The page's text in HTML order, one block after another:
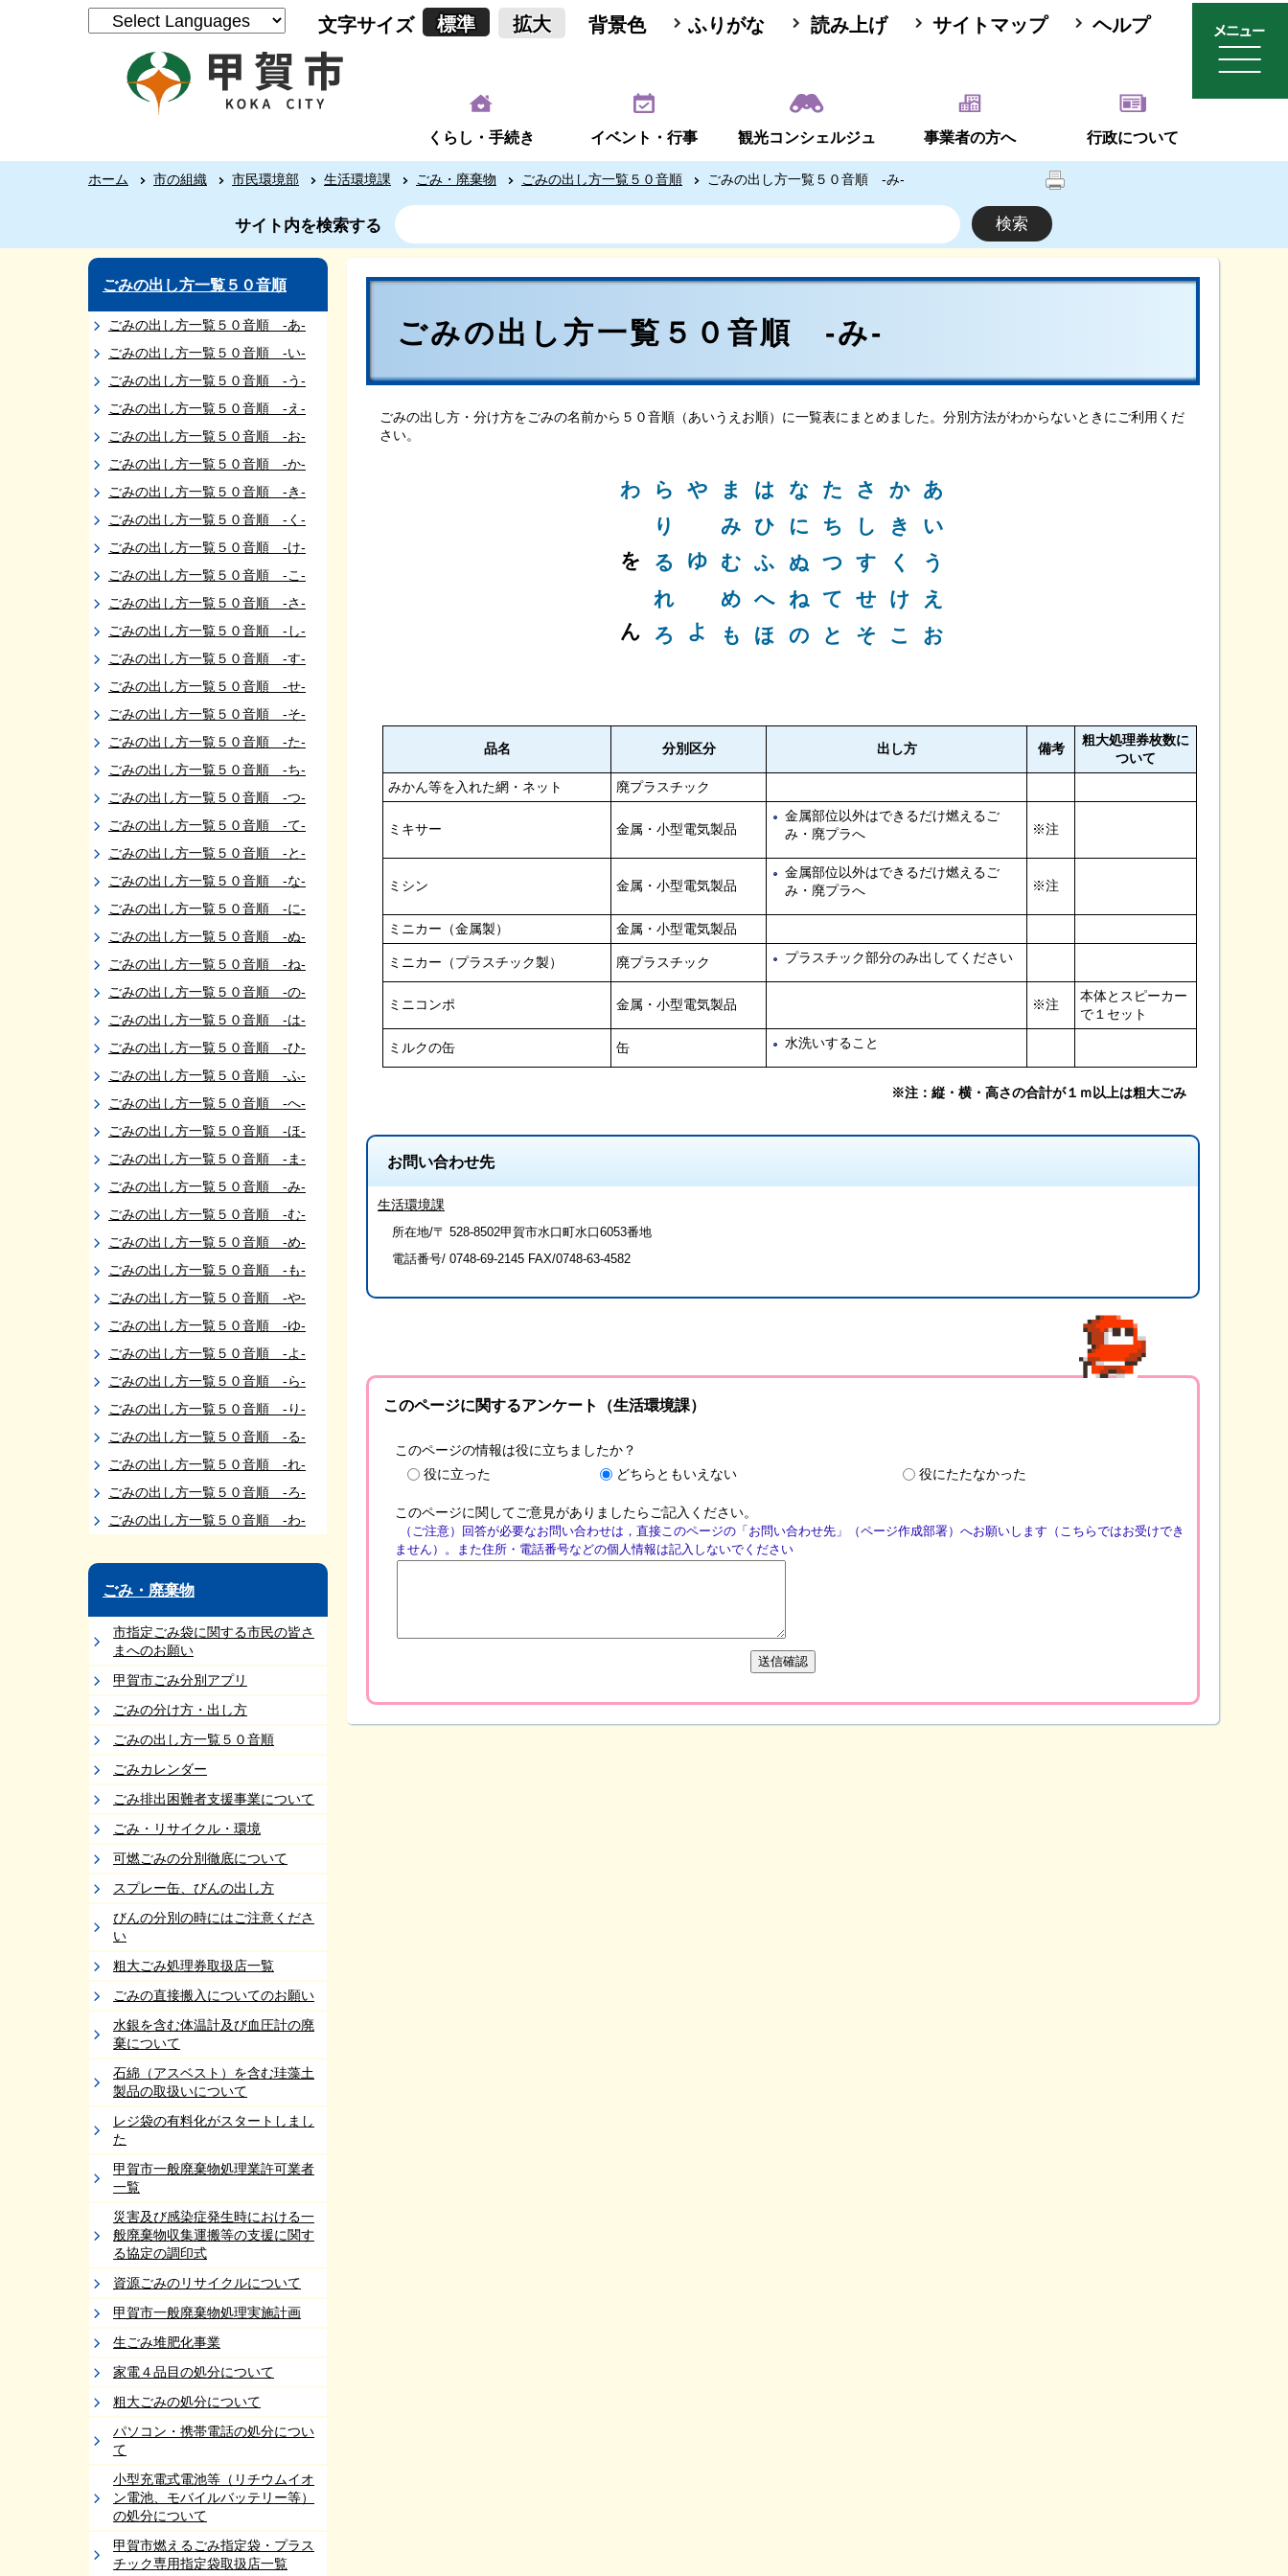
文字サイズ 標準 拡大 背景色 ふりがな 読み上げ サイトマップ ヘルプ
くらし・手続き イベント・行事 観光コンシェルジュ 事業者の方へ 行政について
ホーム 市の組織 市民環境部 生活環境課 ごみ・廃棄物 ごみの出し方一覧５０音順 ごみの出し方一覧５０音順 -み-
サイト内を検索する
ごみの出し方一覧５０音順
ごみの出し方一覧５０音順 -あ-
ごみの出し方一覧５０音順 -い-
ごみの出し方一覧５０音順 -う-
ごみの出し方一覧５０音順 -え-
ごみの出し方一覧５０音順 -お-
ごみの出し方一覧５０音順 -か-
ごみの出し方一覧５０音順 -き-
ごみの出し方一覧５０音順 -く-
ごみの出し方一覧５０音順 -け-
ごみの出し方一覧５０音順 -こ-
ごみの出し方一覧５０音順 -さ-
ごみの出し方一覧５０音順 -し-
ごみの出し方一覧５０音順 -す-
ごみの出し方一覧５０音順 -せ-
ごみの出し方一覧５０音順 -そ-
ごみの出し方一覧５０音順 -た-
ごみの出し方一覧５０音順 -ち-
ごみの出し方一覧５０音順 -つ-
ごみの出し方一覧５０音順 -て-
ごみの出し方一覧５０音順 -と-
ごみの出し方一覧５０音順 -な-
ごみの出し方一覧５０音順 -に-
ごみの出し方一覧５０音順 -ぬ-
ごみの出し方一覧５０音順 -ね-
ごみの出し方一覧５０音順 -の-
ごみの出し方一覧５０音順 -は-
ごみの出し方一覧５０音順 -ひ-
ごみの出し方一覧５０音順 -ふ-
ごみの出し方一覧５０音順 -へ-
ごみの出し方一覧５０音順 -ほ-
ごみの出し方一覧５０音順 -ま-
ごみの出し方一覧５０音順 -み-
ごみの出し方一覧５０音順 -む-
ごみの出し方一覧５０音順 -め-
ごみの出し方一覧５０音順 -も-
ごみの出し方一覧５０音順 -や-
ごみの出し方一覧５０音順 -ゆ-
ごみの出し方一覧５０音順 -よ-
ごみの出し方一覧５０音順 -ら-
ごみの出し方一覧５０音順 -り-
ごみの出し方一覧５０音順 -る-
ごみの出し方一覧５０音順 -れ-
ごみの出し方一覧５０音順 -ろ-
ごみの出し方一覧５０音順 -わ-
ごみ・廃棄物
市指定ごみ袋に関する市民の皆さ
まへのお願い
甲賀市ごみ分別アプリ
ごみの分け方・出し方
ごみの出し方一覧５０音順
ごみカレンダー
ごみ排出困難者支援事業について
ごみ・リサイクル・環境
可燃ごみの分別徹底について
スプレー缶、びんの出し方
びんの分別の時にはご注意くださ
い
粗大ごみ処理券取扱店一覧
ごみの直接搬入についてのお願い
水銀を含む体温計及び血圧計の廃
棄について
石綿（アスベスト）を含む珪藻土
製品の取扱いについて
レジ袋の有料化がスタートしまし
た
甲賀市一般廃棄物処理業許可業者
一覧
災害及び感染症発生時における一
般廃棄物収集運搬等の支援に関す
る協定の調印式
資源ごみのリサイクルについて
甲賀市一般廃棄物処理実施計画
生ごみ堆肥化事業
家電４品目の処分について
粗大ごみの処分について
パソコン・携帯電話の処分につい
て
小型充電式電池等（リチウムイオ
ン電池、モバイルバッテリー等）
の処分について
甲賀市燃えるごみ指定袋・プラス
チック専用指定袋取扱店一覧
ごみの出し方一覧５０音順 -み-
ごみの出し方・分け方をごみの名前から５０音順（あいうえお順）に一覧表にまとめました。分別方法がわからないときにご利用くだ
さい。
あ
い
う
え
お
か
き
く
け
こ
さ
し
す
せ
そ
た
ち
つ
て
と
な
に
ぬ
ね
の
は
ひ
ふ
へ
ほ
ま
み
む
め
も
や
ゆ
よ
ら
り
る
れ
ろ
わ
を
ん
品名 分別区分 出し方 備考
粗大処理券枚数に
ついて
みかん等を入れた網・ネット
廃プラスチック
ミキサー 金属・小型電気製品
金属部位以外はできるだけ燃えるご
み・廃プラへ
※注
ミシン 金属・小型電気製品
金属部位以外はできるだけ燃えるご
み・廃プラへ
※注
ミニカー（金属製） 金属・小型電気製品
ミニカー（プラスチック製） 廃プラスチック プラスチック部分のみ出してください
ミニコンポ 金属・小型電気製品 ※注
本体とスピーカー
で１セット
ミルクの缶 缶 水洗いすること
※注：縦・横・高さの合計が１ｍ以上は粗大ごみ
お問い合わせ先
生活環境課
所在地/〒 528-8502甲賀市水口町水口6053番地
電話番号/ 0748-69-2145 FAX/0748-63-4582
このページに関するアンケート（生活環境課）
このページの情報は役に立ちましたか？
役に立った
どちらともいえない 役にたたなかった
このページに関してご意見がありましたらご記入ください。
（ご注意）回答が必要なお問い合わせは，直接このページの「お問い合わせ先」（ページ作成部署）へお願いします（こちらではお受けでき
ません）。また住所・電話番号などの個人情報は記入しないでください